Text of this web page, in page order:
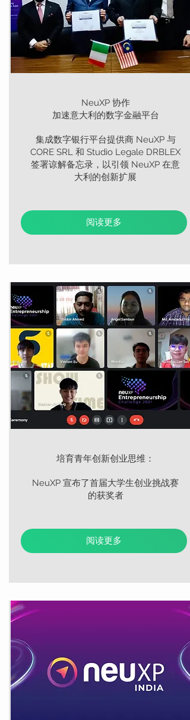
NeuXP 协作
加速意大利的数字金融平台
集成数字银行平台提供商 NeuXP 与
CORE SRL 和 Studio Legale DRBLEX
签署谅解备忘录，以引领 NeuXP 在意
大利的创新扩展
阅读更多
培育青年创新创业思维：
NeuXP 宣布了首届大学生创业挑战赛
的获奖者
阅读更多